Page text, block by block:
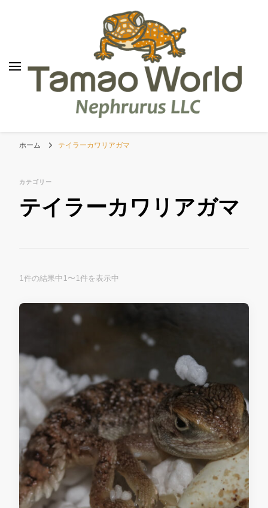
ホーム テイラーカワリアガマ
カテゴリー
テイラーカワリアガマ
1件の結果中1〜1件を表示中